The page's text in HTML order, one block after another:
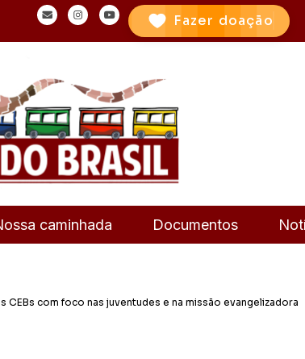
Fazer doação
caminhada Documentos
com foco nas juventudes e na missão evangelizadora